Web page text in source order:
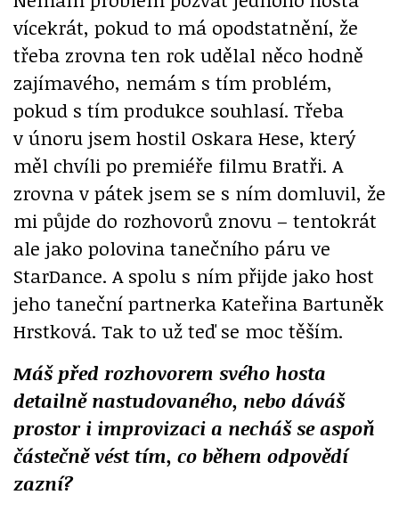
vícekrát, pokud to má opodstatnění, že
třeba zrovna ten rok udělal něco hodně
zajímavého, nemám s tím problém,
pokud s tím produkce souhlasí. Třeba
v únoru jsem hostil Oskara Hese, který
měl chvíli po premiéře filmu Bratři. A
zrovna v pátek jsem se s ním domluvil, že
mi půjde do rozhovorů znovu – tentokrát
ale jako polovina tanečního páru ve
StarDance. A spolu s ním přijde jako host
jeho taneční partnerka Kateřina Bartuněk
Hrstková. Tak to už teď se moc těším.
Máš před rozhovorem svého hosta
detailně nastudovaného, nebo dáváš
prostor i improvizaci a necháš se aspoň
částečně vést tím, co během odpovědí
zazní?